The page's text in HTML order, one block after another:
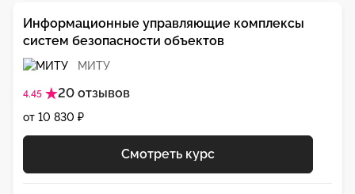
МИТУ
4.45 20 отзывов
Информационные управляющие комплексы
систем безопасности объектов
от 10 830 ₽
Смотреть курс